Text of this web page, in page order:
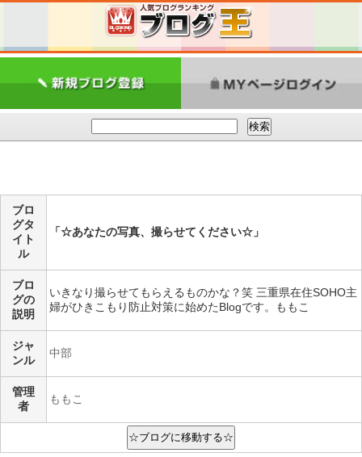
ブロ
グタ
イト
ル
「☆あなたの写真、撮らせてください☆」
ブロ
グの
説明
いきなり撮らせてもらえるものかな？笑 三重県在住SOHO主
婦がひきこもり防止対策に始めたBlogです。ももこ
ジャ
ンル
中部
管理
者
ももこ